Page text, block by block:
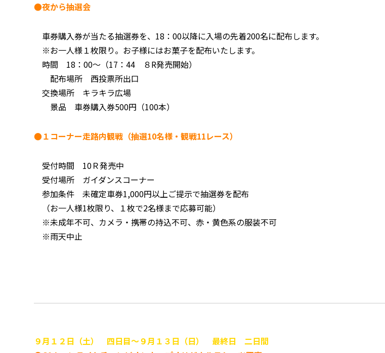
●夜から抽選会
車券購入券が当たる抽選券を、18：00以降に入場の先着200名に配布します。
※お一人様１枚限り。お子様にはお菓子を配布いたします。
時間 18：00～（17：44 ８R発売開始）
配布場所 西投票所出口
交換場所 キラキラ広場
景品 車券購入券500円（100本）
●１コーナー走路内観戦（抽選10名様・観戦11レース）
受付時間 10Ｒ発売中
受付場所 ガイダンスコーナー
参加条件 未確定車券1,000円以上ご提示で抽選券を配布
（お一人様1枚限り、１枚で2名様まで応募可能）
※未成年不可、カメラ・携帯の持込不可、赤・黄色系の服装不可
※雨天中止
９月１２日（土） 四日目～９月１３日（日） 最終日 二日間